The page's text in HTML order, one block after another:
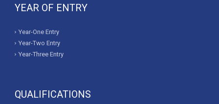
YEAR OF ENTRY
Year-One Entry
Year-Two Entry
Year-Three Entry
QUALIFICATIONS